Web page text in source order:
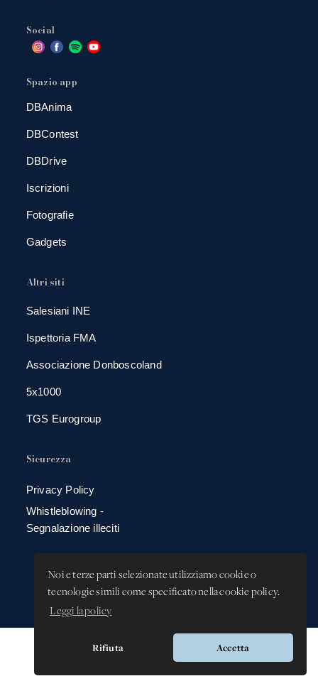
Noi e terze parti selezionate utilizziamo cookie o
tecnologie simili come specificato nella cookie policy.
Leggi la policy
Rifiuta Accetta
Social
Spazio app
DBAnima
DBContest
DBDrive
Iscrizioni
Fotografie
Gadgets
Altri siti
Salesiani INE
Ispettoria FMA
Associazione Donboscoland
5x1000
TGS Eurogroup
Sicurezza
Privacy Policy
Whistleblowing -
Segnalazione illeciti
Versione app: 3.64.2 (18ea8745)